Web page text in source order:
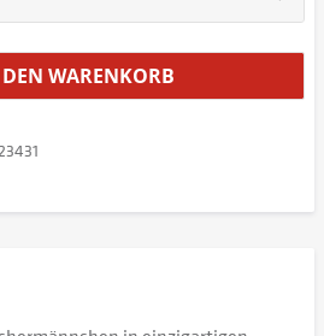
WARENKORB